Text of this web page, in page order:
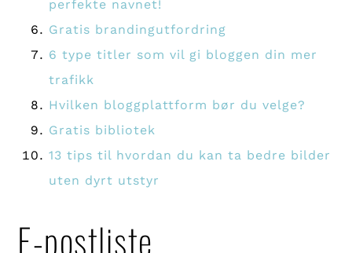
perfekte navnet!
Gratis brandingutfordring
6 type titler som vil gi bloggen din mer
trafikk
Hvilken bloggplattform bør du velge?
Gratis bibliotek
13 tips til hvordan du kan ta bedre bilder
uten dyrt utstyr
E-postliste